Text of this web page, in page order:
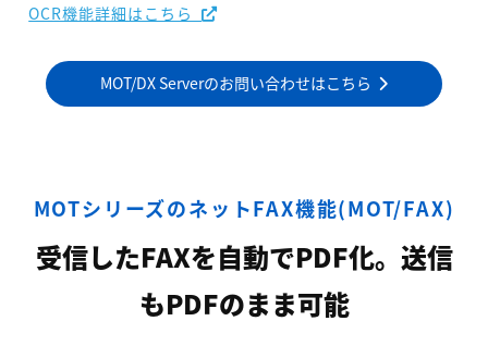
OCR機能詳細はこちら
MOT/DX Serverのお問い合わせはこちら
MOTシリーズのネットFAX機能(MOT/FAX)
受信したFAXを自動でPDF化。送信
もPDFのまま可能